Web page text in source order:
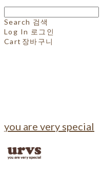
Search 검색
Log In 로그인
Cart 장바구니
you are very special